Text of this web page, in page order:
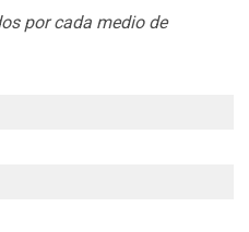
por cada medio de